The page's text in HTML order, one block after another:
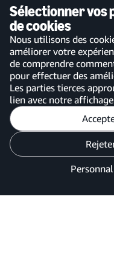
Sélectionner vos
de cookies
Nous utilisons des
améliorer votre
de comprendre
pour effectuer des
Les parties tierces
lien avec notre
Plan de site
Avis
Vos options de